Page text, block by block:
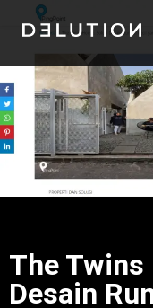
The Twins
Desain